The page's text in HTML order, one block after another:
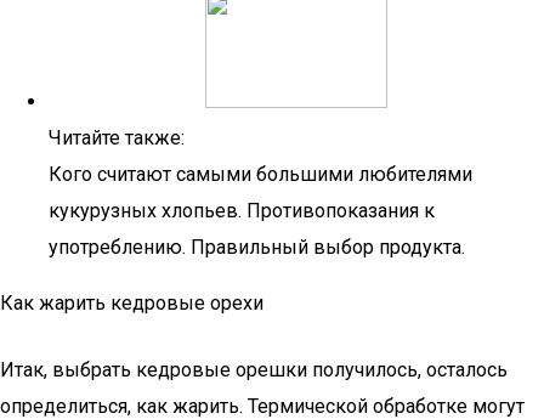
Читайте также:
Кого считают самыми большими любителями
кукурузных хлопьев. Противопоказания к
употреблению. Правильный выбор продукта.
Как жарить кедровые орехи
Итак, выбрать кедровые орешки получилось, осталось
определиться, как жарить. Термической обработке могут